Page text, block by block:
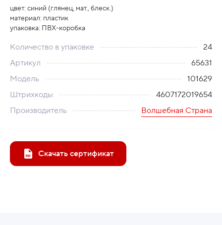
цвет: синий (глянец, мат., блеск.)
материал: пластик
упаковка: ПВХ-коробка
Количество в упаковке
24
Артикул
65631
Модель
101629
Штрихкоды
4607172019654
Производитель
Волшебная Страна
Скачать сертификат